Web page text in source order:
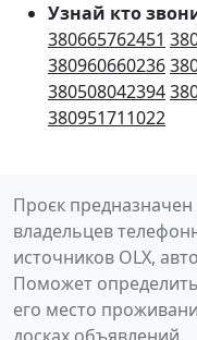
Узнай кто
380665762451
380960660236
380508042394
380951711022
Проєк
владельцев
источников OLX,
Поможет
его место